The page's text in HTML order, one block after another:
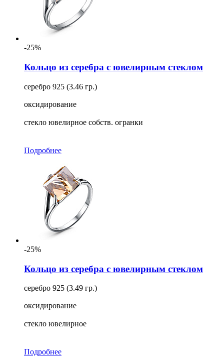
-25%
Кольцо из серебра с ювелирным стеклом
серебро 925 (3.46 гр.)
оксидирование
стекло ювелирное собств. огранки
Подробнее
-25%
Кольцо из серебра с ювелирным стеклом
серебро 925 (3.49 гр.)
оксидирование
стекло ювелирное
Подробнее